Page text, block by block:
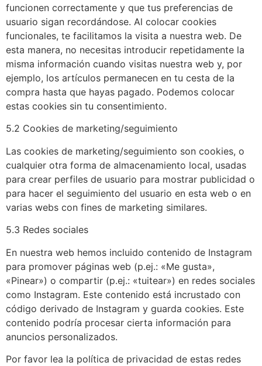
funcionen correctamente y que tus preferencias de
usuario sigan recordándose. Al colocar cookies
funcionales, te facilitamos la visita a nuestra web. De
esta manera, no necesitas introducir repetidamente la
misma información cuando visitas nuestra web y, por
ejemplo, los artículos permanecen en tu cesta de la
compra hasta que hayas pagado. Podemos colocar
estas cookies sin tu consentimiento.
5.2 Cookies de marketing/seguimiento
Las cookies de marketing/seguimiento son cookies, o
cualquier otra forma de almacenamiento local, usadas
para crear perfiles de usuario para mostrar publicidad o
para hacer el seguimiento del usuario en esta web o en
varias webs con fines de marketing similares.
5.3 Redes sociales
En nuestra web hemos incluido contenido de Instagram
para promover páginas web (p.ej.: «Me gusta»,
«Pinear») o compartir (p.ej.: «tuitear») en redes sociales
como Instagram. Este contenido está incrustado con
código derivado de Instagram y guarda cookies. Este
contenido podría procesar cierta información para
anuncios personalizados.
Por favor lea la política de privacidad de estas redes